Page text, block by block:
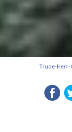
Trude-Herr-